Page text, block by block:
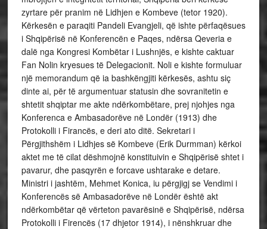
zyrtare për pranim në Lidhjen e Kombeve (tetor 1920).
Kërkesën e paraqiti Pandeli Evangjeli, që ishte përfaqësues
i Shqipërisë në Konferencën e Paqes, ndërsa Qeveria e
dalë nga Kongresi Kombëtar i Lushnjës, e kishte caktuar
Fan Nolin kryesues të Delegacionit. Noli e kishte formuluar
një memorandum që ia bashkëngjiti kërkesës, ashtu siç
dinte ai, për të argumentuar statusin dhe sovranitetin e
shtetit shqiptar me akte ndërkombëtare, prej njohjes nga
Konferenca e Ambasadorëve në Londër (1913) dhe
Protokolli i Firancës, e deri ato ditë. Sekretari i
Përgjithshëm i Lidhjes së Kombeve (Erik Durmman) kërkoi
aktet me të cilat dëshmojnë konstituivin e Shqipërisë shtet i
pavarur, dhe pasqyrën e forcave ushtarake e detare.
Ministri i jashtëm, Mehmet Konica, iu përgjigj se Vendimi i
Konferencës së Ambasadorëve në Londër është akt
ndërkombëtar që vërteton pavarësinë e Shqipërisë, ndërsa
Protokolli i Firencës (17 dhjetor 1914), i nënshkruar dhe